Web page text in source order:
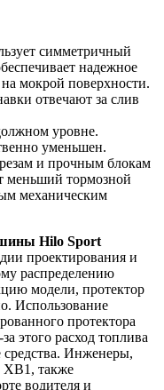
симметричный
надежное
мокрой поверхности.
отвечают за слив
уровне.
уменьшен.
и прочным блокам
меньший тормозной
механическим
Hilo Sport
проектирования и
распределению
модели, протектор
Использование
протектора
этого расход топлива
средства. Инженеры,
ХВ1, также
водителя и